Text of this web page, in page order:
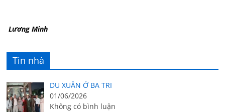
Lương Minh
Tin nhà
DU XUÂN Ở BA TRI
01/06/2026
Không có bình luận